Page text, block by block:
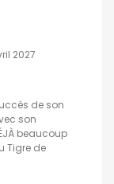
2027
de son
son
beaucoup
Tigre de